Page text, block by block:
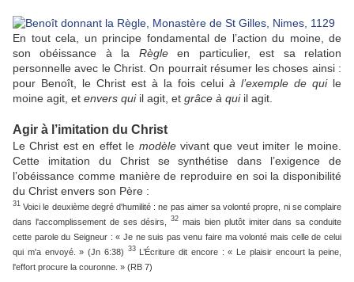
En tout cela, un principe fondamental de l’action du moine, de
son obéissance à la Règleen particulier, est sa relation
personnelle avec le Christ. On pourrait résumer les choses ainsi :
pour Benoît, le Christ est à la fois celui à l’exemple de quile
moine agit, et envers quiil agit, et grâce à quiil agit.
Agir à l’imitation du Christ
Le Christ est en effet le modèlevivant que veut imiter le moine.
Cette imitation du Christ se synthétise dans l’exigence de
l’obéissance comme manière de reproduire en soi la disponibilité
du Christ envers son Père :
31 Voici le deuxième degré d'humilité : ne pas aimer sa volonté propre, ni se complaire
dans l'accomplissement de ses désirs,32 mais bien plutôt imiter dans sa conduite
cette parole du Seigneur : « Je ne suis pas venu faire ma volonté mais celle de celui
qui m'a envoyé. » (Jn 6:38) 33L’Écriture dit encore : « Le plaisir encourt la peine,
l'effort procure la couronne. » (RB 7)